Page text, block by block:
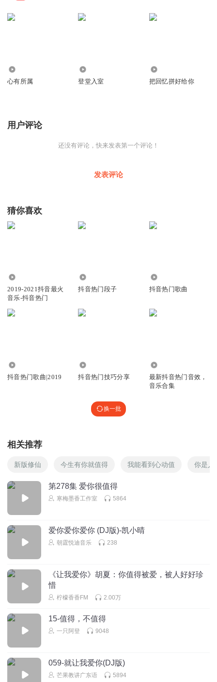
心有所属 登堂入室 把回忆拼好给你
用户评论
还没有评论，快来发表第一个评论！
发表评论
猜你喜欢
2019-2021抖音最火
音乐-抖音热门
抖音热门段子 抖音热门歌曲
抖音热门歌曲|2019 抖音热门技巧分享
最新抖音热门音效，
音乐合集
换一批
相关推荐
新版修仙 今生有你就值得 我能看到心动值 你是人
第278集 爱你很值得
寒梅墨香工作室 5864
爱你爱你爱你 (DJ版)-凯小晴
朝霆悦迪音乐 238
《让我爱你》胡夏：你值得被爱，被人好好珍
惜
柠檬香香FM 2.00万
15-值得，不值得
一只阿登 9048
059-就让我爱你(DJ版)
芒果教讲广东语 5894